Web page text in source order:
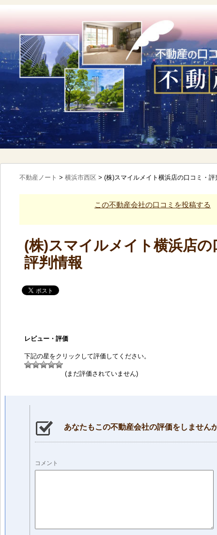
不動産ノート > 横浜市西区 > (株)スマイルメイト横浜店の口コミ・評
この不動産会社の口コミを投稿する
(株)スマイルメイト横浜店の
評判情報
レビュー・評価
下記の星をクリックして評価してください。
(まだ評価されていません)
あなたもこの不動産会社の評価をしません
コメント